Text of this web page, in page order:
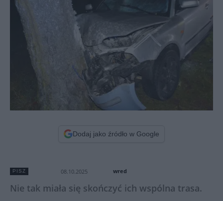
Dodaj jako źródło w Google
PISZ 08.10.2025 wred
Nie tak miała się skończyć ich wspólna trasa.